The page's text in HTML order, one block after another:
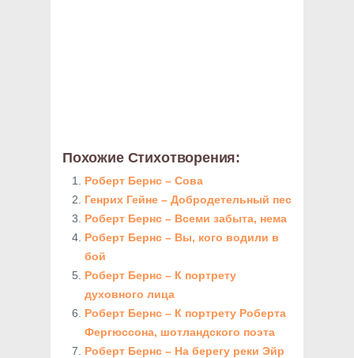
Похожие Стихотворения:
Роберт Бернс – Сова
Генрих Гейне – Добродетельный пес
Роберт Бернс – Всеми забыта, нема
Роберт Бернс – Вы, кого водили в
бой
Роберт Бернс – К портрету
духовного лица
Роберт Бернс – К портрету Роберта
Фергюссона, шотландского поэта
Роберт Бернс – На берегу реки Эйр